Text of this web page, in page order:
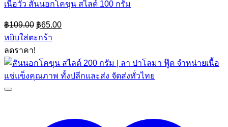
เนื้อวัว สันนอกโคขุน สไลด์ 100 กรัม
฿109.00 Original
price
was:
฿65.00Current
price
หยิบใส่ตะกร้า
ลดราคา!